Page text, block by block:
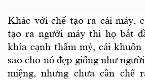
Khác với chế tạo ra cái máy,
tạo ra người máy thì họ bắt
khía cạnh thẩm mỷ, cái khuôn
sao cho nó đẹp giống như
miệng, nhưng chưa cần chế